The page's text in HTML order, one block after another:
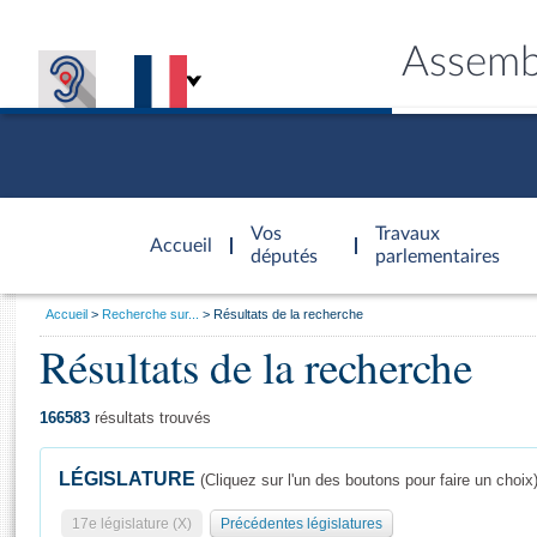
Accueil
d'accueil
Vos
députés
Travaux
parlementaires
Général
Vous
Accueil Recherche sur... Résultats de la recherche
Résultats de la recherche
166583 résultats trouvés
LÉGISLATURE (Cliquez sur l'un des boutons pour faire un choix)
17e législature (X) Précédentes législatures